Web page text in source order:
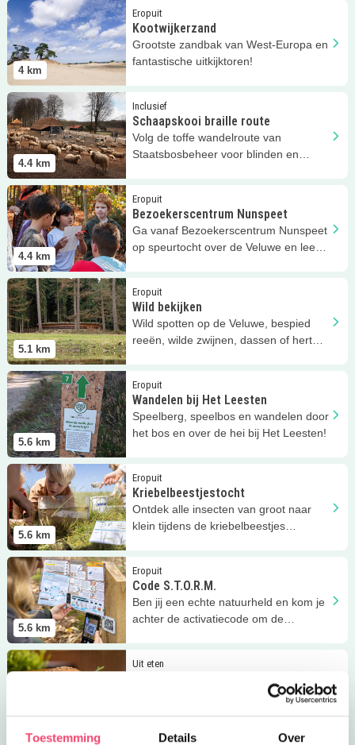
Toestemming Details Over
4 km
Eropuit
Kootwijkerzand
Grootste zandbak van West-Europa en
fantastische uitkijktoren!
Lees meer Kootwijkerzand
4.4 km
Inclusief
Schaapskooi braille route
Volg de toffe wandelroute van
Staatsbosbeheer voor blinden en
Lees meer Schaapskooi braille route
4.4 km
Eropuit
Bezoekerscentrum Nunspeet
Ga vanaf Bezoekerscentrum Nunspeet
op speurtocht over de Veluwe en leer
Lees meer Bezoekerscentrum Nunspeet
5.1 km
Eropuit
Wild bekijken
Wild spotten op de Veluwe, bespied
reeën, wilde zwijnen, dassen of herten
Lees meer Wild bekijken
5.6 km
Eropuit
Wandelen bij Het Leesten
Speelberg, speelbos en wandelen door
het bos en over de hei bij Het Leesten!
Lees meer Wandelen bij Het Leesten
5.6 km
Eropuit
Kriebelbeestjestocht
Ontdek alle insecten van groot naar
klein tijdens de kriebelbeestjes
Lees meer Kriebelbeestjestocht
5.6 km
Eropuit
Code S.T.O.R.M.
Ben jij een echte natuurheld en kom je
achter de activatiecode om de
Lees meer Code S.T.O.R.M.
Uit eten
Genieten van een hapje en drankje
Lees meer Bospaviljoen 't Leesten